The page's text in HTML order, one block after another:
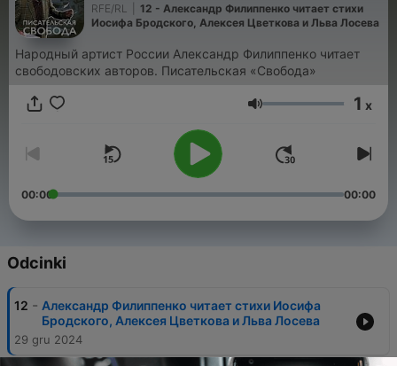
RFE/RL
12 - Александр Филиппенко читает стихи
Иосифа Бродского, Алексея Цветкова и Льва Лосева
Народный артист России Александр Филиппенко читает
свободовских авторов. Писательская «Свобода»
Głośność 1 x
00:00 00:00
Odcinki
12 - Александр Филиппенко читает стихи Иосифа
Бродского, Алексея Цветкова и Льва Лосева
29 gru 2024